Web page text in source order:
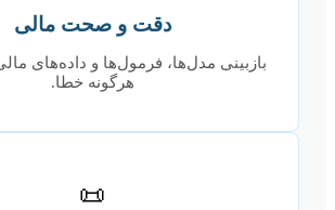
دقت و صحت مالی
بازبینی مدل‌ها، فرمول‌ها و داده‌های
هرگونه خطا.
📜